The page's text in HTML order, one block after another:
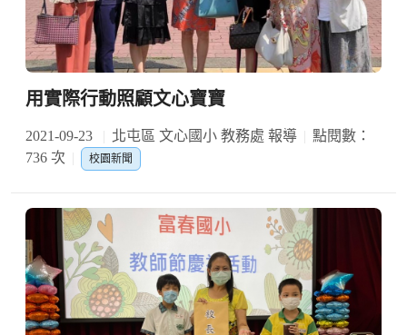
用實際行動照顧文心寶寶
2021-09-23 北屯區 文心國小 教務處 報導
點閱數：
736 次
校園新聞